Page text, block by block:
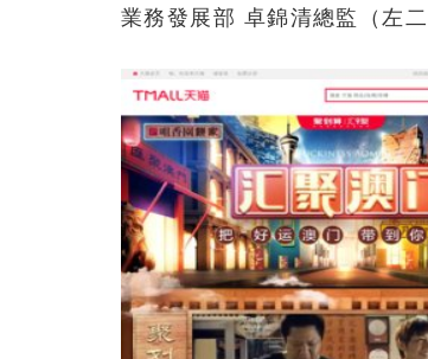
業務發展部 卓錦清總監（左